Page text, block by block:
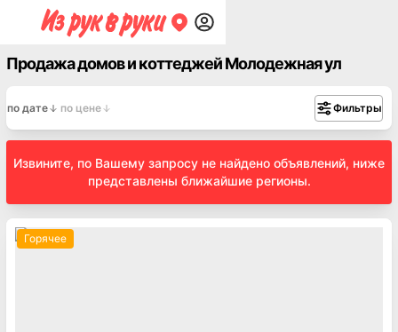
Продажа домов и коттеджей Молодежная ул
по дате по цене Фильтры
Извините, по Вашему запросу не найдено объявлений, ниже
представлены ближайшие регионы.
Горячее